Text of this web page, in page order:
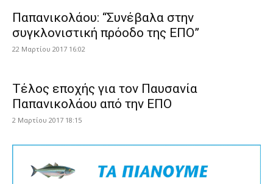
Παπανικολάου: “Συνέβαλα στην
συγκλονιστική πρόοδο της ΕΠΟ”
22 Μαρτίου 2017 16:02
Τέλος εποχής για τον Παυσανία
Παπανικολάου από την ΕΠΟ
2 Μαρτίου 2017 18:15